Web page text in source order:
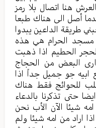
هنا اتصال بلا رمز
أصل الى هناك طبعا
طريقة الداعين يبدوا
مسجد الحرام هي هذه
الحطيم اذا ذهبت
البعض من الحجاج
ابيه جو جميل جداً اذا
للحوائج فقط هناك
حتى تذكرنا بالدعاء
شيئا الآن الأب نحن
اراد من امه شيئا ولم